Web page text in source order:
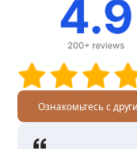
Ознакомьтесь с